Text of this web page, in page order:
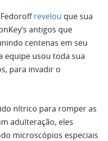
revelou que sua
antigos que
centenas em seu
equipe usou toda sua
para invadir o
nítrico para romper as
adulteração, eles
microscópios especiais